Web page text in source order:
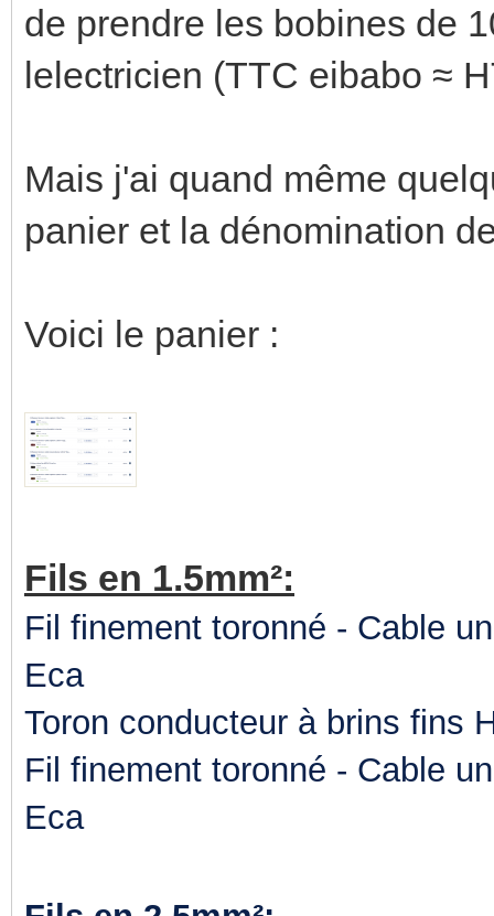
de prendre les bobines de
lelectricien (TTC eibabo ≈
Mais j'ai quand même
panier et la dénomination
Voici le panier :
Fils en 1.5mm²:
Fil finement toronné - Cable
Eca
Toron conducteur à brins fins
Fil finement toronné - Cable
Eca